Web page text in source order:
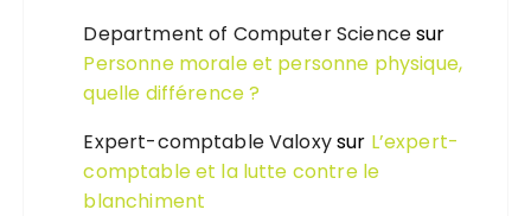
Department of Computer Sciencesur
Personne morale et personne physique,
quelle différence ?
Expert-comptable Valoxysur L’expert-
comptable et la lutte contre le
blanchiment